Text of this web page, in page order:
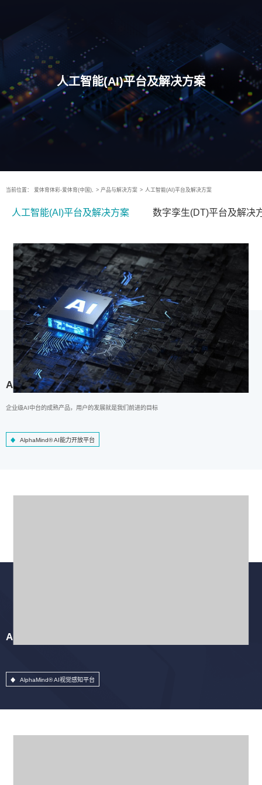
人工智能(AI)平台及解决方案
当前位置： 爱体育体彩-爱体育(中国), > 产品与解决方案 > 人工智能(AI)平台及解决方案
人工智能(AI)平台及解决方案 数字孪生(DT)平台及解决
AlphaMind® AI能力开放平台
企业级AI中台的成熟产品，用户的发展就是我们前进的目标
AlphaMind® AI能力开放平台
AlphaMind® AI视觉感知平台
AlphaMind® AI视觉感知平台